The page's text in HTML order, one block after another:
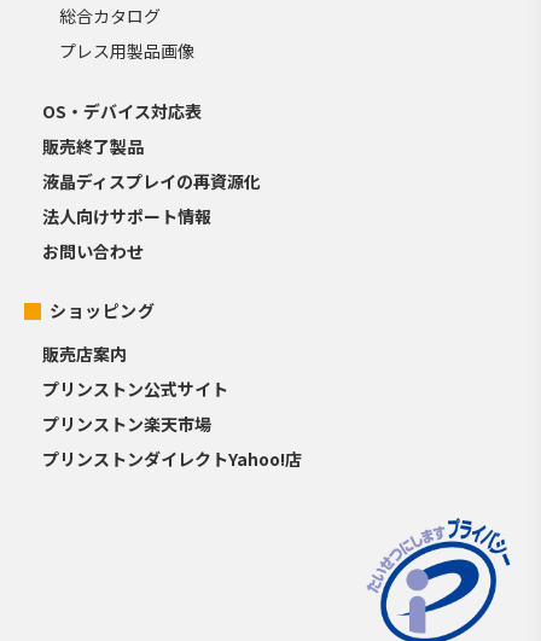
総合カタログ
プレス用製品画像
OS・デバイス対応表
販売終了製品
液晶ディスプレイの再資源化
法人向けサポート情報
お問い合わせ
ショッピング
販売店案内
プリンストン公式サイト
プリンストン楽天市場
プリンストンダイレクトYahoo!店